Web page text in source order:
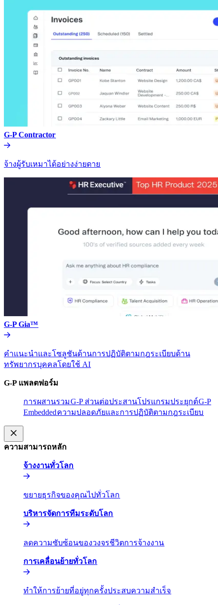
G-P Contractor​​
จ้างผู้รับเหมาได้อย่างง่ายดาย​​
G-P Gia™​​
คำแนะนำและโซลูชันด้านการปฏิบัติตามกฎระเบียบด้าน
ทรัพยากรบุคคลโดยใช้ AI​​
G-P แพลตฟอร์ม​​
การผสานรวม​​G-P ส่วนต่อประสานโปรแกรมประยุกต์​​G-P
Embedded​​ความปลอดภัยและการปฏิบัติตามกฎระเบียบ​​
ความสามารถหลัก​​
จ้างงานทั่วโลก​​
ขยายธุรกิจของคุณไปทั่วโลก​​
บริหารจัดการทีมระดับโลก​​
ลดความซับซ้อนของวงจรชีวิตการจ้างงาน​​
การเคลื่อนย้ายทั่วโลก​​
ทำให้การย้ายที่อยู่ทุกครั้งประสบความสำเร็จ​​